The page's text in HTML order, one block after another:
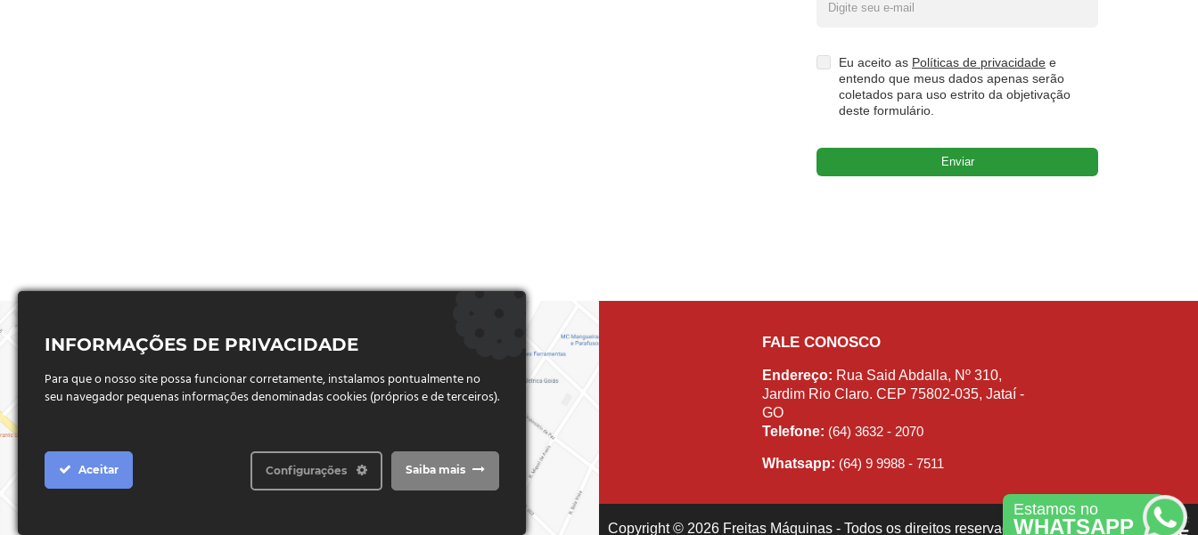
Eu aceito as Políticas de privacidade e
entendo que meus dados apenas serão
coletados para uso estrito da objetivação
deste formulário.
Estamos no
WHATSAPP
FALE CONOSCO
Endereço: Rua Said Abdalla, Nº 310,
Jardim Rio Claro. CEP 75802-035, Jataí -
GO
Telefone: (64) 3632 - 2070
Whatsapp: (64) 9 9988 - 7511
Copyright © 2026 Freitas Máquinas - Todos os direitos reservados
INFORMAÇÕES DE PRIVACIDADE
Para que o nosso site possa funcionar corretamente, instalamos pontualmente no
seu navegador pequenas informações denominadas cookies (próprios e de terceiros).
Aceitar Saiba mais
Configurações